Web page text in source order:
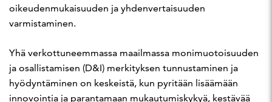
oikeudenmukaisuuden ja yhdenvertaisuuden
varmistaminen.
Yhä verkottuneemmassa maailmassa monimuotoisuuden
ja osallistamisen (D&I) merkityksen tunnustaminen ja
hyödyntäminen on keskeistä, kun pyritään lisäämään
innovointia ja parantamaan mukautumiskykyä, kestävää